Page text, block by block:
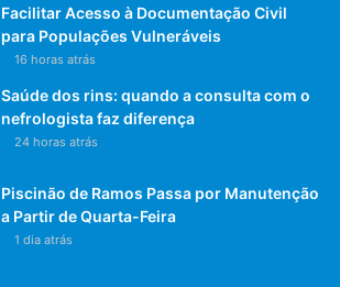
Facilitar Acesso à Documentação Civil
para Populações Vulneráveis
16 horas atrás
Saúde dos rins: quando a consulta com o
nefrologista faz diferença
24 horas atrás
Piscinão de Ramos Passa por Manutenção
a Partir de Quarta-Feira
1 dia atrás